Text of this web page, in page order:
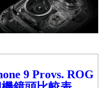
9 Provs. ROG